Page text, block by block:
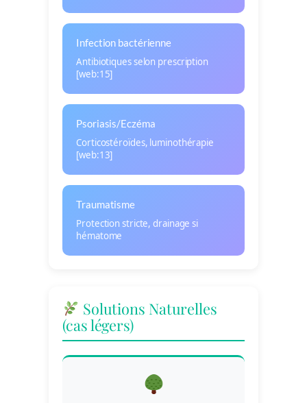
Infection bactérienne
Antibiotiques selon prescription
[web:15]
Psoriasis/Eczéma
Corticostéroïdes, luminothérapie
[web:13]
Traumatisme
Protection stricte, drainage si
hématome
Solutions Naturelles
(cas légers)